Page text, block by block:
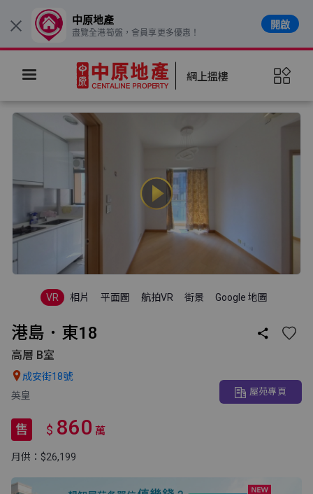
網上搵樓
VR 相片 平面圖 航拍VR 街景 Google 地圖
港島．東18 
高層 B室
 成安街18號
英皇
屋苑專頁
售 $ 860 萬
月供：$26,199
× 中原地產
盡覽全港筍盤，會員享更多優惠！
開啟